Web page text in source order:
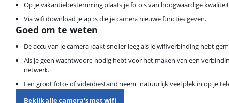
Op je vakantiebestemming plaats je foto's van hoogwaardige
Via wifi download je apps die je camera nieuwe functies geven.
Goed om te weten
De accu van je camera raakt sneller leeg als je wifiverbinding hebt
Als je geen wachtwoord nodig hebt voor het maken van een
netwerk.
Een groot foto- of videobestand neemt natuurlijk veel plek in op je
Bekijk alle camera's met wifi